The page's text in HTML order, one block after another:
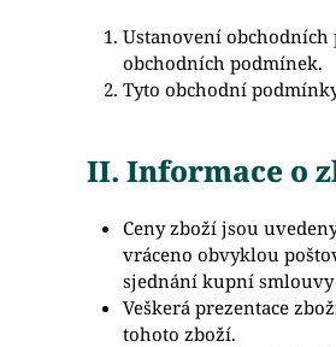
Ustanovení
obchodních podmínek.
Tyto obchodní
II. Informace o
Ceny zboží jsou
vráceno obvyklou
sjednání kupní
Veškerá prezentace
tohoto zboží.